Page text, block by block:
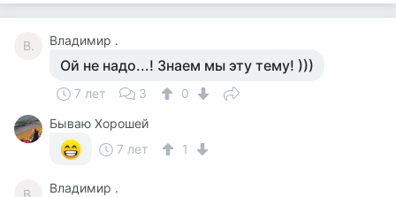
В. Владимир .
Ой не надо...! Знаем мы эту тему! )))
7 лет 3
0
Бываю Хорошей
7 лет
1
В. Владимир .